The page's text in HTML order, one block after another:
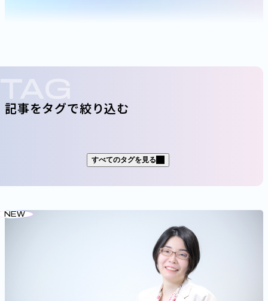
TAG
記事をタグで絞り込む
パーソルワークススイッチコンサルティング
シェアフル
すべてのタグを見る
NEW